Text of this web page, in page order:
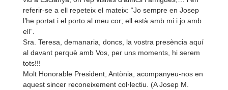
referir-se a ell repeteix el mateix: “Jo sempre en Josep
l’he portat i el porto al meu cor; ell està amb mi i jo amb
ell”.
Sra. Teresa, demanaria, doncs, la vostra presència aquí
al davant perquè amb Vos, per uns moments, hi serem
tots!!!
Molt Honorable President, Antònia, acompanyeu-nos en
aquest sincer reconeixement col·lectiu. (A Josep M.